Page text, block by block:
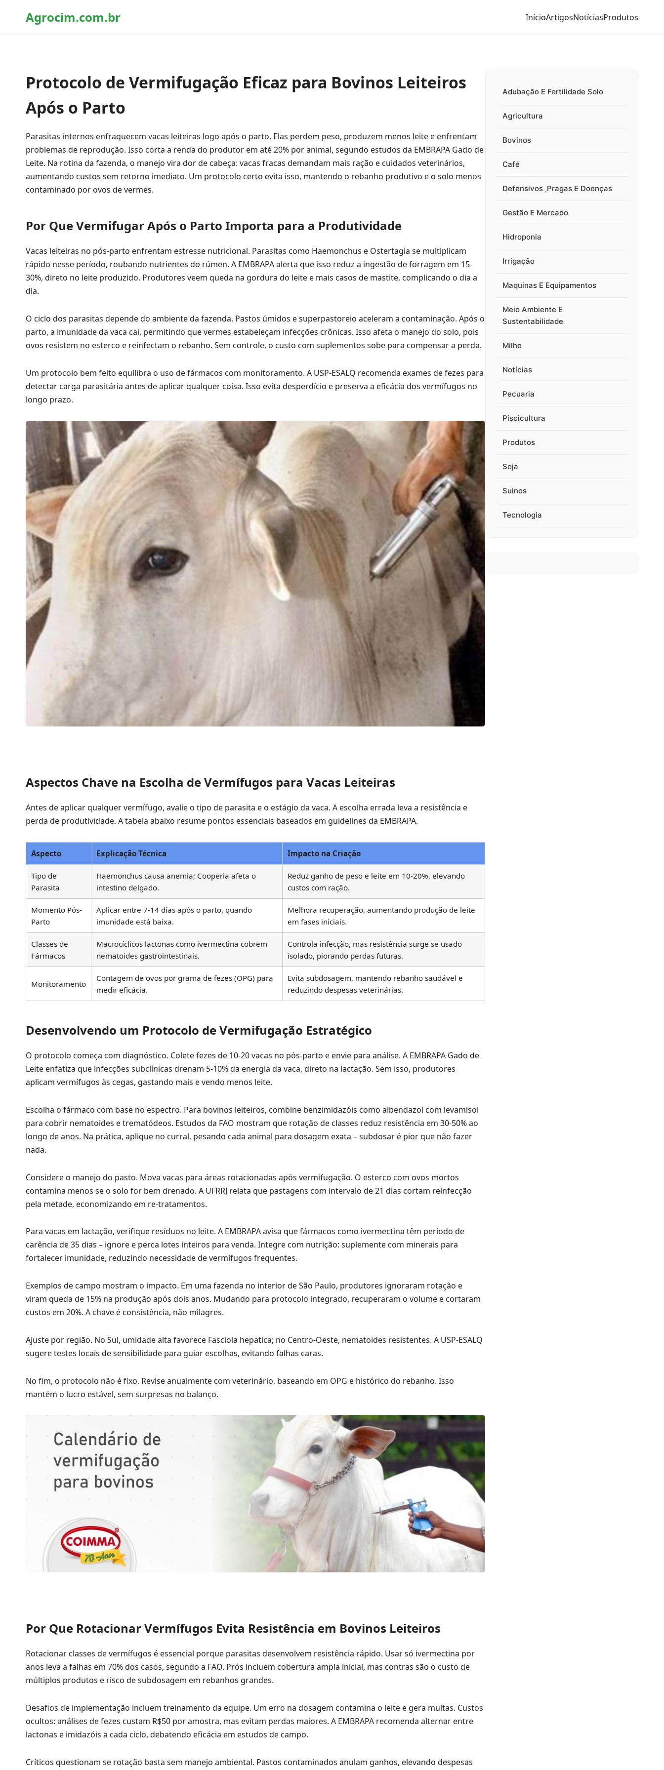
Agrocim.com.br InícioArtigosNotíciasProdutos
Protocolo de Vermifugação Eficaz para Bovinos Leiteiros
Após o Parto
Parasitas internos enfraquecem vacas leiteiras logo após o parto. Elas perdem peso, produzem menos leite e enfrentam
problemas de reprodução. Isso corta a renda do produtor em até 20% por animal, segundo estudos da EMBRAPA Gado de
Leite. Na rotina da fazenda, o manejo vira dor de cabeça: vacas fracas demandam mais ração e cuidados veterinários,
aumentando custos sem retorno imediato. Um protocolo certo evita isso, mantendo o rebanho produtivo e o solo menos
contaminado por ovos de vermes.
Por Que Vermifugar Após o Parto Importa para a Produtividade
Vacas leiteiras no pós-parto enfrentam estresse nutricional. Parasitas como Haemonchus e Ostertagia se multiplicam
rápido nesse período, roubando nutrientes do rúmen. A EMBRAPA alerta que isso reduz a ingestão de forragem em 15-
30%, direto no leite produzido. Produtores veem queda na gordura do leite e mais casos de mastite, complicando o dia a
dia.
O ciclo dos parasitas depende do ambiente da fazenda. Pastos úmidos e superpastoreio aceleram a contaminação. Após o
parto, a imunidade da vaca cai, permitindo que vermes estabeleçam infecções crônicas. Isso afeta o manejo do solo, pois
ovos resistem no esterco e reinfectam o rebanho. Sem controle, o custo com suplementos sobe para compensar a perda.
Um protocolo bem feito equilibra o uso de fármacos com monitoramento. A USP-ESALQ recomenda exames de fezes para
detectar carga parasitária antes de aplicar qualquer coisa. Isso evita desperdício e preserva a eficácia dos vermífugos no
longo prazo.
Aspectos Chave na Escolha de Vermífugos para Vacas Leiteiras
Antes de aplicar qualquer vermífugo, avalie o tipo de parasita e o estágio da vaca. A escolha errada leva a resistência e
perda de produtividade. A tabela abaixo resume pontos essenciais baseados em guidelines da EMBRAPA.
Aspecto Explicação Técnica Impacto na Criação
Tipo de
Parasita
Haemonchus causa anemia; Cooperia afeta o
intestino delgado.
Reduz ganho de peso e leite em 10-20%, elevando
custos com ração.
Momento Pós-
Parto
Aplicar entre 7-14 dias após o parto, quando
imunidade está baixa.
Melhora recuperação, aumentando produção de leite
em fases iniciais.
Classes de
Fármacos
Macrocíclicos lactonas como ivermectina cobrem
nematoides gastrointestinais.
Controla infecção, mas resistência surge se usado
isolado, piorando perdas futuras.
Monitoramento
Contagem de ovos por grama de fezes (OPG) para
medir eficácia.
Evita subdosagem, mantendo rebanho saudável e
reduzindo despesas veterinárias.
Desenvolvendo um Protocolo de Vermifugação Estratégico
O protocolo começa com diagnóstico. Colete fezes de 10-20 vacas no pós-parto e envie para análise. A EMBRAPA Gado de
Leite enfatiza que infecções subclínicas drenam 5-10% da energia da vaca, direto na lactação. Sem isso, produtores
aplicam vermífugos às cegas, gastando mais e vendo menos leite.
Escolha o fármaco com base no espectro. Para bovinos leiteiros, combine benzimidazóis como albendazol com levamisol
para cobrir nematoides e trematódeos. Estudos da FAO mostram que rotação de classes reduz resistência em 30-50% ao
longo de anos. Na prática, aplique no curral, pesando cada animal para dosagem exata – subdosar é pior que não fazer
nada.
Considere o manejo do pasto. Mova vacas para áreas rotacionadas após vermifugação. O esterco com ovos mortos
contamina menos se o solo for bem drenado. A UFRRJ relata que pastagens com intervalo de 21 dias cortam reinfecção
pela metade, economizando em re-tratamentos.
Para vacas em lactação, verifique resíduos no leite. A EMBRAPA avisa que fármacos como ivermectina têm período de
carência de 35 dias – ignore e perca lotes inteiros para venda. Integre com nutrição: suplemente com minerais para
fortalecer imunidade, reduzindo necessidade de vermífugos frequentes.
Exemplos de campo mostram o impacto. Em uma fazenda no interior de São Paulo, produtores ignoraram rotação e
viram queda de 15% na produção após dois anos. Mudando para protocolo integrado, recuperaram o volume e cortaram
custos em 20%. A chave é consistência, não milagres.
Ajuste por região. No Sul, umidade alta favorece Fasciola hepatica; no Centro-Oeste, nematoides resistentes. A USP-ESALQ
sugere testes locais de sensibilidade para guiar escolhas, evitando falhas caras.
No fim, o protocolo não é fixo. Revise anualmente com veterinário, baseando em OPG e histórico do rebanho. Isso
mantém o lucro estável, sem surpresas no balanço.
Por Que Rotacionar Vermífugos Evita Resistência em Bovinos Leiteiros
Rotacionar classes de vermífugos é essencial porque parasitas desenvolvem resistência rápido. Usar só ivermectina por
anos leva a falhas em 70% dos casos, segundo a FAO. Prós incluem cobertura ampla inicial, mas contras são o custo de
múltiplos produtos e risco de subdosagem em rebanhos grandes.
Desafios de implementação incluem treinamento da equipe. Um erro na dosagem contamina o leite e gera multas. Custos
ocultos: análises de fezes custam R$50 por amostra, mas evitam perdas maiores. A EMBRAPA recomenda alternar entre
lactonas e imidazóis a cada ciclo, debatendo eficácia em estudos de campo.
Críticos questionam se rotação basta sem manejo ambiental. Pastos contaminados anulam ganhos, elevando despesas
Adubação E Fertilidade Solo
Agricultura
Bovinos
Café
Defensivos ,Pragas E Doenças
Gestão E Mercado
Hidroponia
Irrigação
Maquinas E Equipamentos
Meio Ambiente E
Sustentabilidade
Milho
Notícias
Pecuaria
Piscicultura
Produtos
Soja
Suinos
Tecnologia